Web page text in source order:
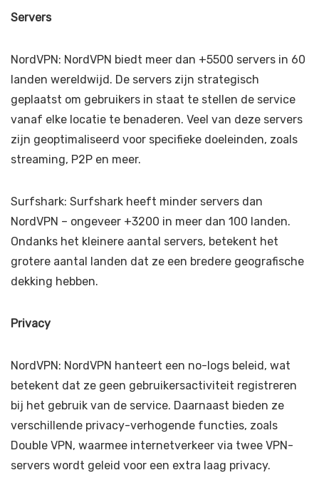
Servers
NordVPN: NordVPN biedt meer dan +5500 servers in 60
landen wereldwijd. De servers zijn strategisch
geplaatst om gebruikers in staat te stellen de service
vanaf elke locatie te benaderen. Veel van deze servers
zijn geoptimaliseerd voor specifieke doeleinden, zoals
streaming, P2P en meer.
Surfshark: Surfshark heeft minder servers dan
NordVPN – ongeveer +3200 in meer dan 100 landen.
Ondanks het kleinere aantal servers, betekent het
grotere aantal landen dat ze een bredere geografische
dekking hebben.
Privacy
NordVPN: NordVPN hanteert een no-logs beleid, wat
betekent dat ze geen gebruikersactiviteit registreren
bij het gebruik van de service. Daarnaast bieden ze
verschillende privacy-verhogende functies, zoals
Double VPN, waarmee internetverkeer via twee VPN-
servers wordt geleid voor een extra laag privacy.